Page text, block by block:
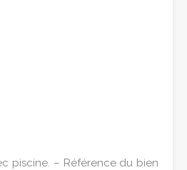
piscine. – Référence du bien